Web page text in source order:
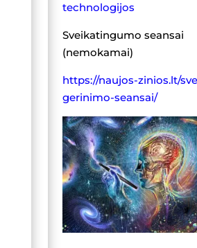
technologijos
Sveikatingumo seansai
(nemokamai)
https://naujos-zinios.lt/
gerinimo-seansai/